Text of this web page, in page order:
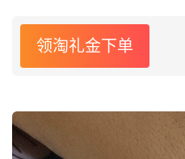
领淘礼金下单